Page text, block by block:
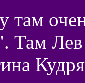
Там